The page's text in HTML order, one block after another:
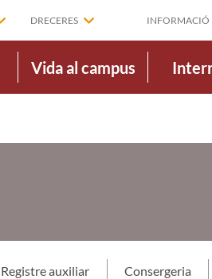
DRECERES INFORMACIÓ
Vida al campus
Registre auxiliar Consergeria